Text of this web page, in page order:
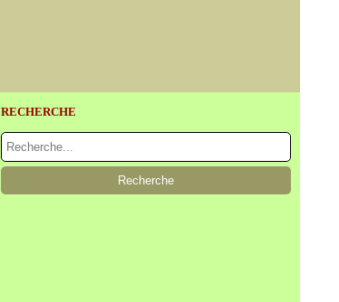
RECHERCHE